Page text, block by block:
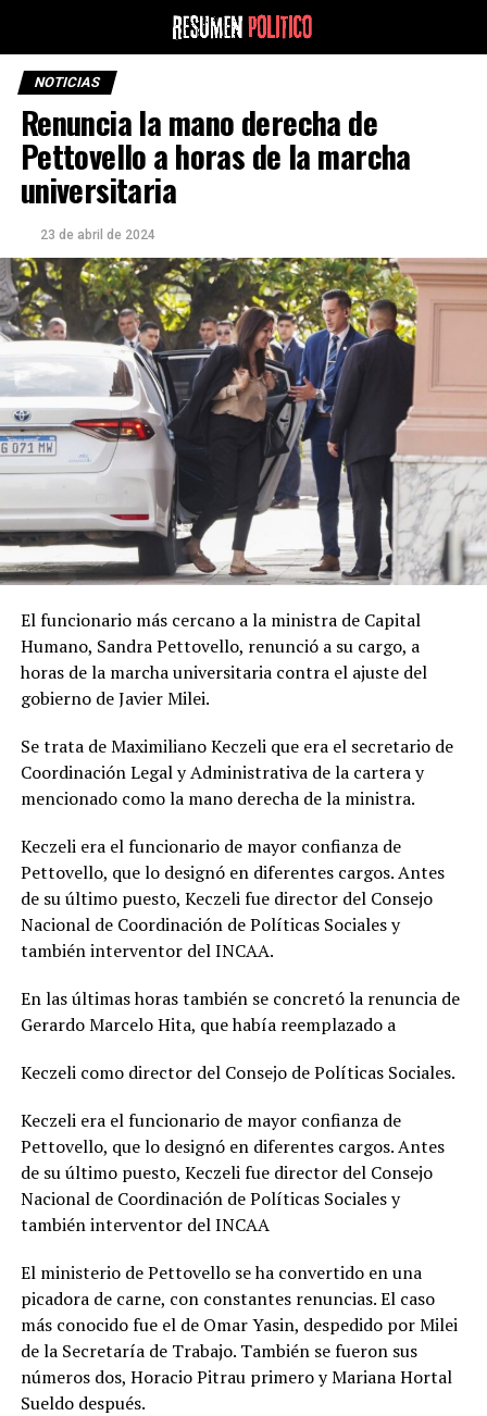
NOTICIAS
Renuncia la mano derecha de
Pettovello a horas de la marcha
universitaria
23 de abril de 2024
El funcionario más cercano a la ministra de Capital
Humano, Sandra Pettovello, renunció a su cargo, a
horas de la marcha universitaria contra el ajuste del
gobierno de Javier Milei.
Se trata de Maximiliano Keczeli que era el secretario de
Coordinación Legal y Administrativa de la cartera y
mencionado como la mano derecha de la ministra.
Keczeli era el funcionario de mayor confianza de
Pettovello, que lo designó en diferentes cargos. Antes
de su último puesto, Keczeli fue director del Consejo
Nacional de Coordinación de Políticas Sociales y
también interventor del INCAA.
En las últimas horas también se concretó la renuncia de
Gerardo Marcelo Hita, que había reemplazado a
Keczeli como director del Consejo de Políticas Sociales.
Keczeli era el funcionario de mayor confianza de
Pettovello, que lo designó en diferentes cargos. Antes
de su último puesto, Keczeli fue director del Consejo
Nacional de Coordinación de Políticas Sociales y
también interventor del INCAA
El ministerio de Pettovello se ha convertido en una
picadora de carne, con constantes renuncias. El caso
más conocido fue el de Omar Yasin, despedido por Milei
de la Secretaría de Trabajo. También se fueron sus
números dos, Horacio Pitrau primero y Mariana Hortal
Sueldo después.